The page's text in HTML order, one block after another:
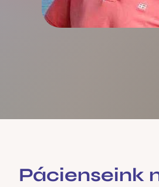
Pácienseink